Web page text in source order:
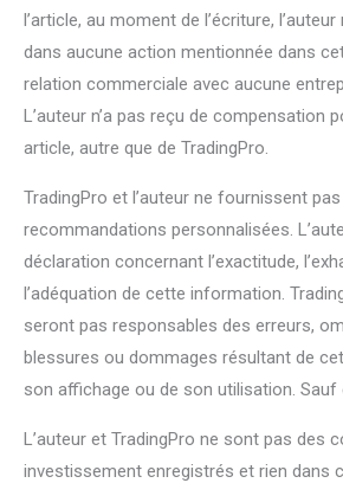
l’article, au moment de l’écriture,
dans aucune action mentionnée dans
relation commerciale avec aucune
L’auteur n’a pas reçu de compensation
article, autre que de TradingPro.
TradingPro et l’auteur ne fournissent pas
recommandations personnalisées.
déclaration concernant l’exactitude,
l’adéquation de cette information.
seront pas responsables des erreurs,
blessures ou dommages résultant de
son affichage ou de son utilisation. Sauf
L’auteur et TradingPro ne sont pas des
investissement enregistrés et rien dans